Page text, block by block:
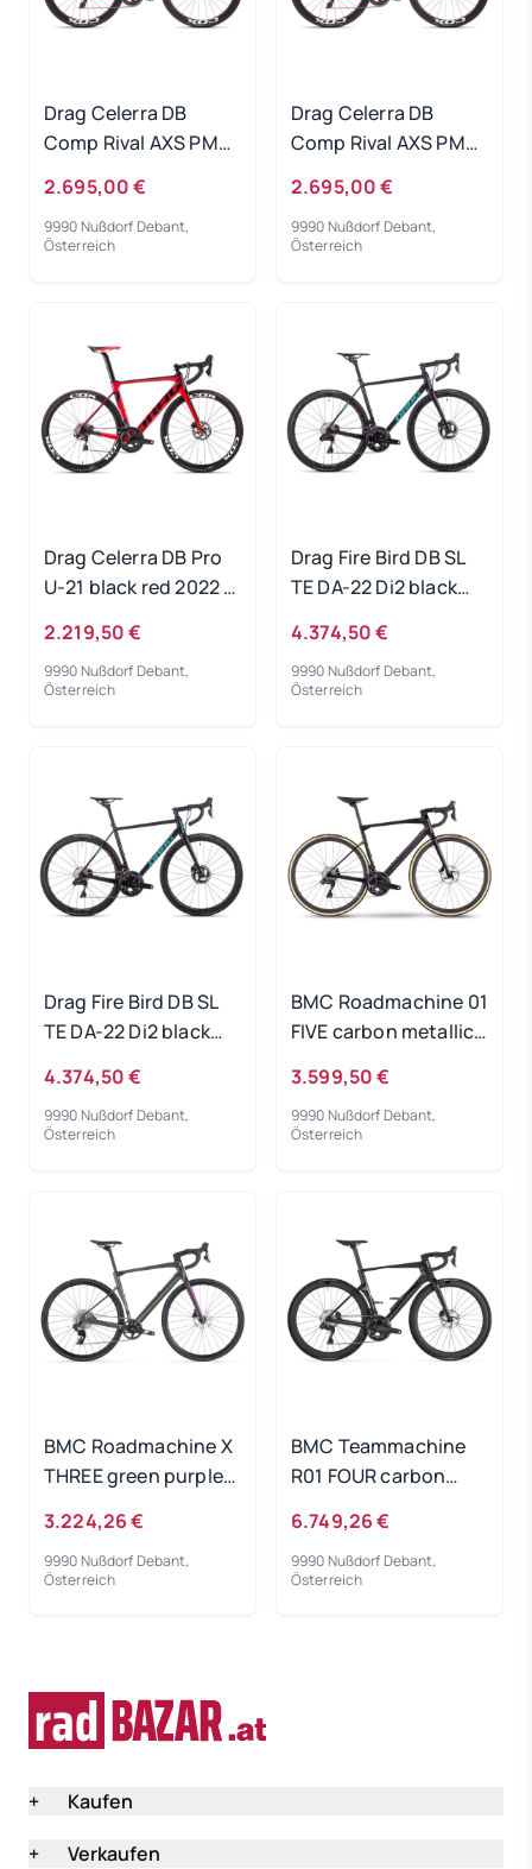
Drag Celerra DB
Comp Rival AXS PM
M
2.695,00 €
9990 Nußdorf Debant,
Österreich
Drag Celerra DB
Comp Rival AXS PM
XS
2.695,00 €
9990 Nußdorf Debant,
Österreich
Drag Celerra DB Pro
U-21 black red 2022 -
2.219,50 €
9990 Nußdorf Debant,
Österreich
Drag Fire Bird DB SL
TE DA-22 Di2 black
4.374,50 €
9990 Nußdorf Debant,
Österreich
Drag Fire Bird DB SL
TE DA-22 Di2 black
4.374,50 €
9990 Nußdorf Debant,
Österreich
BMC Roadmachine 01
FIVE carbon metallic
3.599,50 €
9990 Nußdorf Debant,
Österreich
BMC Roadmachine X
THREE green purple
3.224,26 €
9990 Nußdorf Debant,
Österreich
BMC Teammachine
R01 FOUR carbon
6.749,26 €
9990 Nußdorf Debant,
Österreich
+
Kaufen
+
Verkaufen